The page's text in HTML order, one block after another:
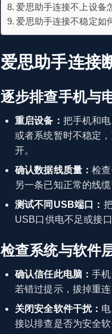
爱思助手连接不上设备
爱思助手连接不稳定如
爱思助手连接
逐步排查手机与
重启设备： 把手机和
或者系统暂时不稳定
开。
确认数据线质量：检
另一条已知正常的线
测试不同USB端口：
USB口供电不足或接
检查系统与软件
确认信任此电脑：手
若错过提示，拔掉重
关闭安全软件干扰：
接以排查是否为安全